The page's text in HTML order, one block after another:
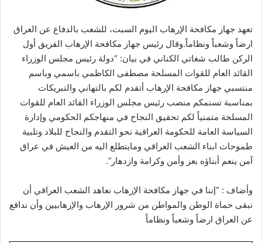
تعهد جهاز مكافحة الإرهاب اليوم السبت، للشعب بالدفاع عن العراق
ارضاً وشعباً ونظاماً.وقال رئيس جهاز مكافحة الإرهاب الفريق أول
الركن طالب شغاتي الكناني في بيان: “دولة رئيس مجلس الوزراء
القائد العام للقوات المسلحة مصطفى الكاظمي باسمي وباسم
منتسبي جهاز مكافحة الإرهاب أتقدم لكم بالتهاني والتبريكات
بمناسبة تسنمكم منصب رئيس مجلس الوزراء القائد العام للقوات
المسلحة متمنياً لكم تحقيق النجاح في منهاجكم الحكومي وإدارة
السياسة العامة للحكومة العراقية نحو التقدم والنجاح للبلاد وتلبية
طموحات ابناء الشعب العراقي ومايتطلع اليه من العيش في عراق
آمن ينعم أبناؤه بعز وأمن وكرامة وازدهار”.
وأضاف : “إننا في جهاز مكافحة الإرهاب نعاهد الشعب العراقي أن
نبقى حماة الوطن والمواطن من شرور الإرهاب والإرهابيين وأن ندافع
عن العراق ارضاً وشعباً ونظاماً